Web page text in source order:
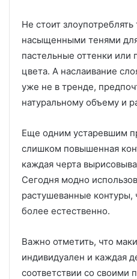
Не стоит
насыщенными тенями
пастельные оттенки или
цвета. А наслаивание
уже не в тренде,
натуральному объему и
Еще одним устаревшим
слишком повышенная
каждая черта
Сегодня модно
растушеванные контуры,
более естественно.
Важно отметить, что
индивидуален и каждая
соответствии со своими